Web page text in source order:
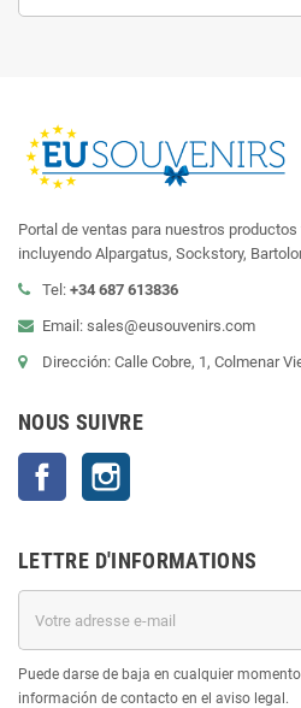
Portal de ventas para nuestros
incluyendo Alpargatus, Sockstory,
Tel: +34 687 613836
Email: sales@eusouvenirs.com
Dirección: Calle Cobre, 1, Colmenar
NOUS SUIVRE
Facebook
LETTRE D'INFORMATIONS
Puede darse de baja en cualquier
información de contacto en el aviso legal.